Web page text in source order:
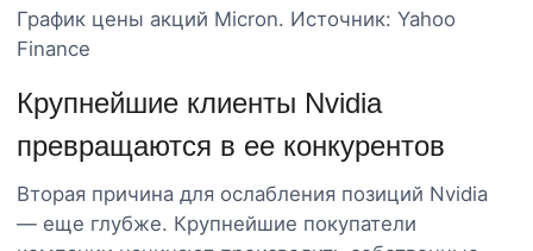
График цены акций Micron. Источник: Yahoo
Finance
Крупнейшие клиенты Nvidia
превращаются в ее конкурентов
Вторая причина для ослабления позиций Nvidia
— еще глубже. Крупнейшие покупатели